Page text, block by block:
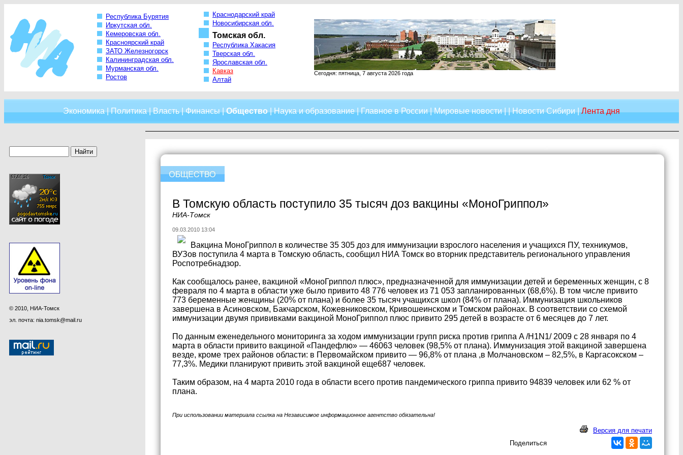
Республика Бурятия
Иркутская обл.
Кемеровская обл.
Красноярский край
ЗАТО Железногорск
Калининградская обл.
Мурманская обл.
Ростов
Краснодарский край
Новосибирская обл.
Томская обл.
Республика Хакасия
Тверская обл.
Ярославская обл.
Кавказ
Алтай
Сегодня: пятница, 7 августа 2026 года
Экономика|Политика|Власть|Финансы|Общество|Наука и образование|Главное в России|Мировые новости| |Новости Сибири|Лента дня
© 2010, НИА-Томск
эл. почта: nia.tomsk@mail.ru
В Томскую область поступило 35 тысяч доз вакцины «МоноГриппол»
НИА-Томск
09.03.2010 13:04
Вакцина МоноГриппол в количестве 35 305 доз для иммунизации взрослого населения и учащихся ПУ, техникумов,
ВУЗов поступила 4 марта в Томскую область, сообщил НИА Томск во вторник представитель регионального управления
Роспотребнадзор.
Как сообщалось ранее, вакциной «МоноГриппол плюс», предназначенной для иммунизации детей и беременных женщин, с 8
февраля по 4 марта в области уже было привито 48 776 человек из 71 053 запланированных (68,6%). В том числе привито
773 беременные женщины (20% от плана) и более 35 тысяч учащихся школ (84% от плана). Иммунизация школьников
завершена в Асиновском, Бакчарском, Кожевниковском, Кривошеинском и Томском районах. В соответствии со схемой
иммунизации двумя прививками вакциной МоноГриппол плюс привито 295 детей в возрасте от 6 месяцев до 7 лет.
По данным еженедельного мониторинга за ходом иммунизации групп риска против гриппа A /H1N1/ 2009 с 28 января по 4
марта в области привито вакциной «Пандефлю» — 46063 человек (98,5% от плана). Иммунизация этой вакциной завершена
везде, кроме трех районов области: в Первомайском привито — 96,8% от плана ,в Молчановском – 82,5%, в Каргасокском –
77,3%. Медики планируют привить этой вакциной еще687 человек.
Таким образом, на 4 марта 2010 года в области всего против пандемического гриппа привито 94839 человек или 62 % от
плана.
При использовании материала ссылка на Независимое информационное агентство обязательна!
Версия для печати
Поделиться